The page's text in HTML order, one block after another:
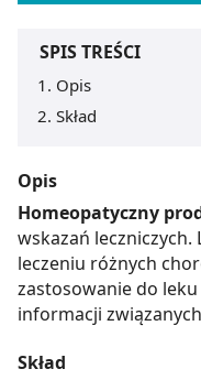
SPIS TREŚCI
Opis
Skład
Opis
Homeopatyczny
wskazań
leczeniu różnych
zastosowanie do
informacji
Skład